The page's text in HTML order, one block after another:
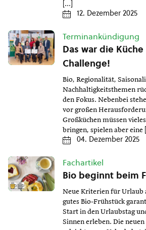
[…]
12. Dezember 2025
Terminankündigung
Das war die
Challenge!
Bio, Regionalität,
Nachhaltigkeitsthemen
den Fokus. Nebenbei
vor großen
Großküchen müssen
bringen, spielen aber eine
04. Dezember 2025
Fachartikel
Bio beginnt beim
Neue Kriterien für Urlaub
gutes Bio-Frühstück
Start in den Urlaubstag
Sinnen erleben. Die